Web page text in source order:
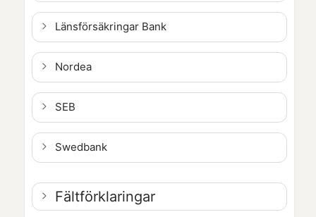
Länsförsäkringar Bank
Nordea
SEB
Swedbank
Fältförklaringar